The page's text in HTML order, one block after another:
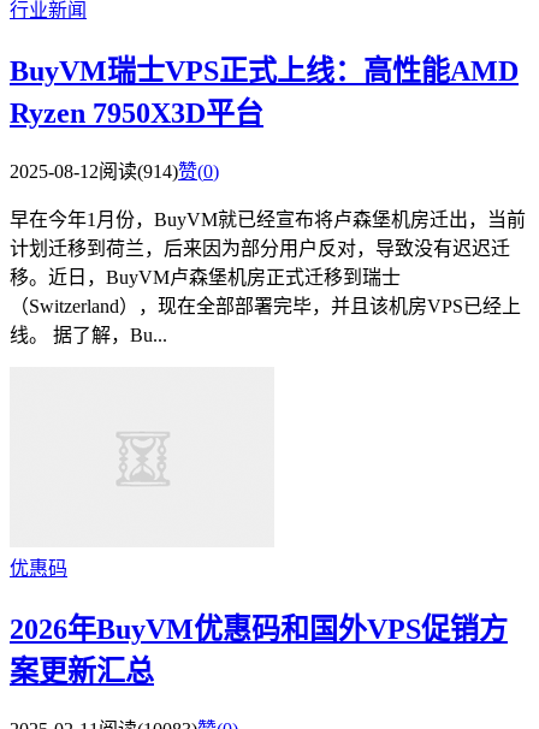
行业新闻
BuyVM瑞士VPS正式上线：高性能AMD
Ryzen 7950X3D平台
2025-08-12阅读(914)赞(0)
早在今年1月份，BuyVM就已经宣布将卢森堡机房迁出，当前
计划迁移到荷兰，后来因为部分用户反对，导致没有迟迟迁
移。近日，BuyVM卢森堡机房正式迁移到瑞士
（Switzerland），现在全部部署完毕，并且该机房VPS已经上
线。 据了解，Bu...
优惠码
2026年BuyVM优惠码和国外VPS促销方
案更新汇总